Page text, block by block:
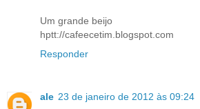
Um grande beijo
hptt://cafeecetim.blogspot.com
Responder
ale 23 de janeiro de 2012 às 09:24